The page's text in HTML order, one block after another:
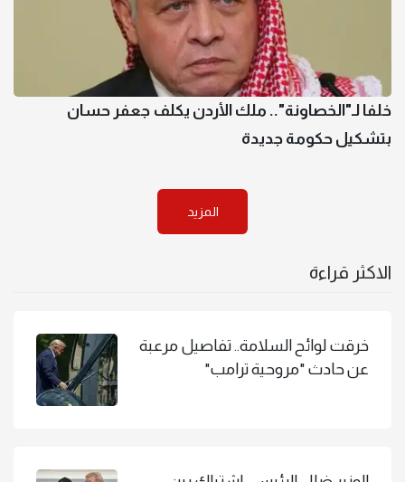
خلفا لـ"الخصاونة".. ملك الأردن يكلف جعفر حسان
بتشكيل حكومة جديدة
المزيد
الاكثر قراءة
خرقت لوائح السلامة.. تفاصيل مرعبة
عن حادث "مروحية ترامب"